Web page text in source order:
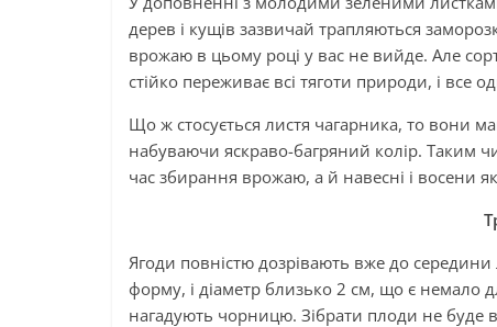
дерев і кущів зазвичай трапляються
врожаю в цьому році у вас не вийде. Але
стійко переживає всі тяготи природи, і все
Що ж стосується листя чагарника, то вони
набуваючи яскраво-багряний колір. Таким
час збирання врожаю, а й навесні і восени
Ягоди повністю дозрівають вже до
форму, і діаметр близько 2 см, що є немало
нагадують чорницю. Зібрати плоди не буде